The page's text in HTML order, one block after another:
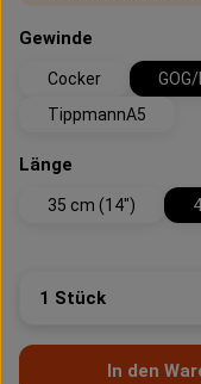
Gewinde
Cocker GOG/
TippmannA5
Länge
35 cm (14")
Produkt Anzahl:
In den